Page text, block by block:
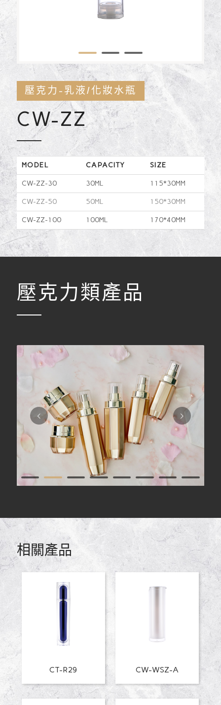
壓克力-乳液/化妝水瓶
CW-ZZ
MODEL CAPACITY SIZE
CW-ZZ-30 30ML 115*30MM
CW-ZZ-50 50ML 150*30MM
CW-ZZ-100 100ML 170*40MM
壓克力類產品
下一頁
1 2 3 4 5 6
相關產品
CT-R29 CW-WSZ-A